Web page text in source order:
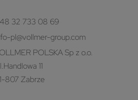
32 733 08 69
pl@vollmer-group.com
POLSKA Sp z o.o.
11
807 Zabrze